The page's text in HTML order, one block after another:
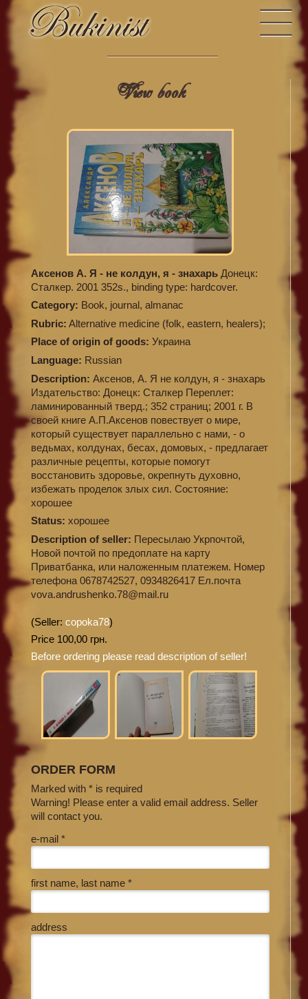
View book
Аксенов А. Я - не колдун, я - знахарь Донецк:
Сталкер. 2001 352s., binding type: hardcover.
Category: Book, journal, almanac
Rubric: Alternative medicine (folk, eastern, healers);
Place of origin of goods: Украина
Language: Russian
Description: Аксенов, А. Я не колдун, я - знахарь
Издательство: Донецк: Сталкер Переплет:
ламинированный тверд.; 352 страниц; 2001 г. В
своей книге А.П.Аксенов повествует о мире,
который существует параллельно с нами, - о
ведьмах, колдунах, бесах, домовых, - предлагает
различные рецепты, которые помогут
восстановить здоровье, окрепнуть духовно,
избежать проделок злых сил. Состояние:
хорошее
Status: хорошее
Description of seller: Пересылаю Укрпочтой,
Новой почтой по предоплате на карту
Приватбанка, или наложенным платежем. Номер
телефона 0678742527, 0934826417 Ел.почта
vova.andrushenko.78@mail.ru
(Seller: copoka78)
Price 100,00 грн.
Before ordering please read description of seller!
ORDER FORM
Marked with * is required
Warning! Please enter a valid email address. Seller
will contact you.
e-mail *
first name, last name *
address